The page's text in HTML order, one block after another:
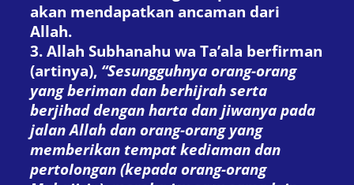
akan mendapatkan ancaman dari
Allah.
3. Allah Subhanahu wa Ta’ala berfirman
(artinya), “Sesungguhnya orang-orang
yang beriman dan berhijrah serta
berjihad dengan harta dan jiwanya pada
jalan Allah dan orang-orang yang
memberikan tempat kediaman dan
pertoIongan (kepada orang-orang